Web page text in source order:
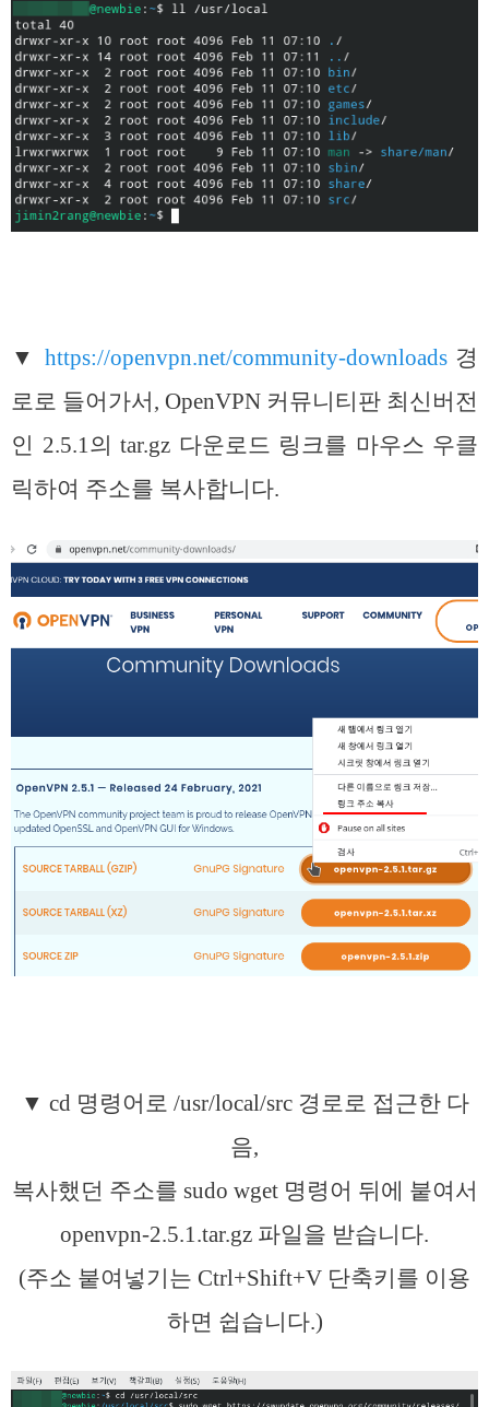
▼ https://openvpn.net/community-downloads경
로로 들어가서, OpenVPN 커뮤니티판 최신버전
인 2.5.1의 tar.gz 다운로드 링크를 마우스 우클
릭하여 주소를 복사합니다.
▼ cd 명령어로 /usr/local/src 경로로 접근한 다
음,
복사했던 주소를 sudo wget 명령어 뒤에 붙여서
openvpn-2.5.1.tar.gz 파일을 받습니다.
(주소 붙여넣기는 Ctrl+Shift+V 단축키를 이용
하면 쉽습니다.)